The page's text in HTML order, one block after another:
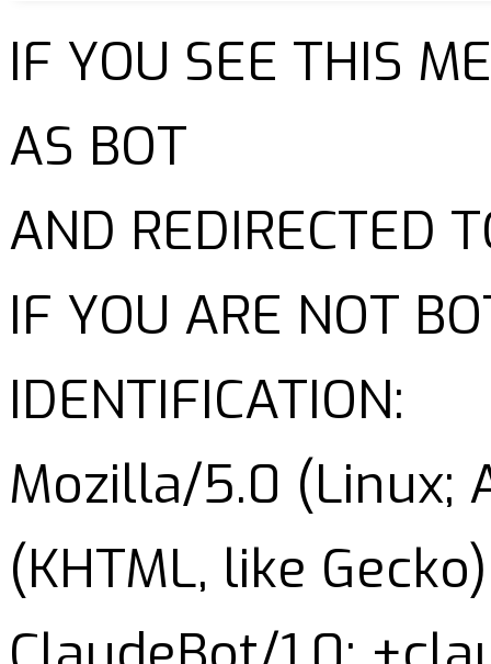
IF YOU SEE THIS
AS BOT
AND REDIRECTED
IF YOU ARE NOT
IDENTIFICATION:
Mozilla/5.0 (Linux;
(KHTML, like